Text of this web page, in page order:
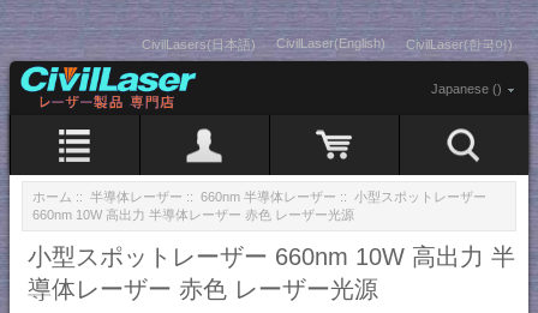
CivilLasers(日本語) CivilLaser(English) CivilLaser(한국어)
Japanese ()
ホーム :: 半導体レーザー :: 660nm 半導体レーザー :: 小型スポットレーザー
660nm 10W 高出力 半導体レーザー 赤色 レーザー光源
小型スポットレーザー 660nm 10W 高出力 半
導体レーザー 赤色 レーザー光源